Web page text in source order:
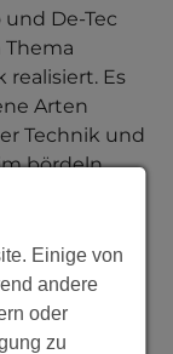
De-Tec
Es
Arten
Technik und
bördeln
Slusheis-
Azubis
und
gesagt - die
auf
Einige von
andere
oder
zu